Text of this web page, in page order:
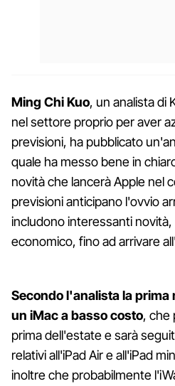
Ming Chi Kuo, un analista di
nel settore proprio per aver
previsioni, ha pubblicato
quale ha messo bene in
novità che lancerà Apple nel
previsioni anticipano l'ovvio
includono interessanti
economico, fino ad arrivare
Secondo l'analista la
un iMac a basso costo, che
prima dell'estate e sarà
relativi all'iPad Air e all'iPad
inoltre che probabilmente